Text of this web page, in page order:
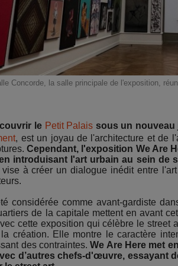
Concorde, la salle principale de l'exposition,
le Petit Palais sous un nouveau
, est un joyau de l'architecture et de
Cependant, l'exposition We Are
introduisant l'art urbain au sein de
à créer un dialogue inédit entre
considérée comme avant-gardiste
de la capitale mettent en avant
cette exposition qui célèbre le street
création. Elle montre le caractère
des contraintes.We Are Here met
d’autres chefs-d'œuvre, essayant